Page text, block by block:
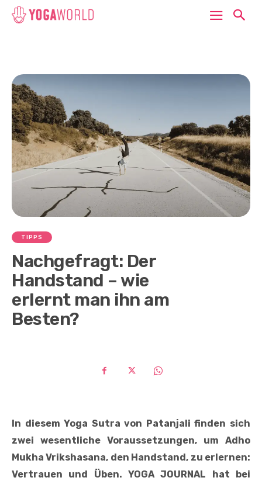
TIPPS
Nachgefragt: Der
Handstand – wie
erlernt man ihn am
Besten?
In diesem Yoga Sutra von Patanjali finden sich
zwei wesentliche Voraussetzungen, um Adho
Mukha Vrikshasana, den Handstand, zu erlernen:
Vertrauen und Üben. YOGA JOURNAL hat bei